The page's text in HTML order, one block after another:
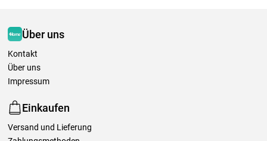
Über uns
Kontakt
Über uns
Impressum
Einkaufen
Versand und Lieferung